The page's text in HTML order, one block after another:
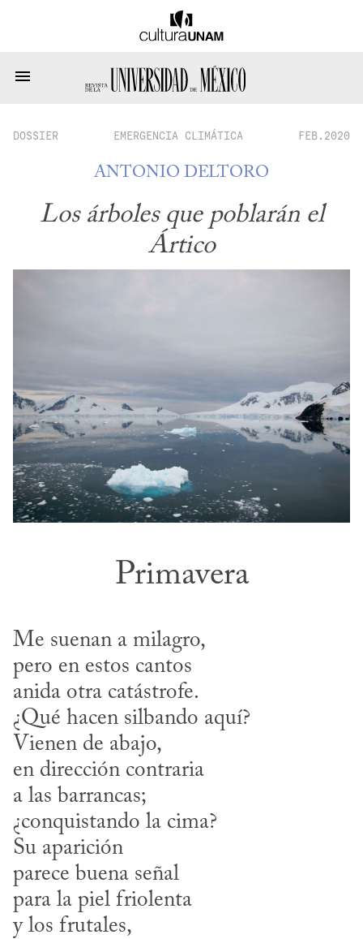
DOSSIER EMERGENCIA CLIMÁTICA FEB.2020
ANTONIO DELTORO
Los árboles que poblarán el
Ártico
Primavera
Me suenan a milagro,
pero en estos cantos
anida otra catástrofe.
¿Qué hacen silbando aquí?
Vienen de abajo,
en dirección contraria
a las barrancas;
¿conquistando la cima?
Su aparición
parece buena señal
para la piel friolenta
y los frutales,